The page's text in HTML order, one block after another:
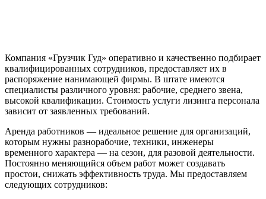
Компания «Грузчик Гуд» оперативно и качественно подбирает
квалифицированных сотрудников, предоставляет их в
распоряжение нанимающей фирмы. В штате имеются
специалисты различного уровня: рабочие, среднего звена,
высокой квалификации. Стоимость услуги лизинга персонала
зависит от заявленных требований.
Аренда работников — идеальное решение для организаций,
которым нужны разнорабочие, техники, инженеры
временного характера — на сезон, для разовой деятельности.
Постоянно меняющийся объем работ может создавать
простои, снижать эффективность труда. Мы предоставляем
следующих сотрудников: